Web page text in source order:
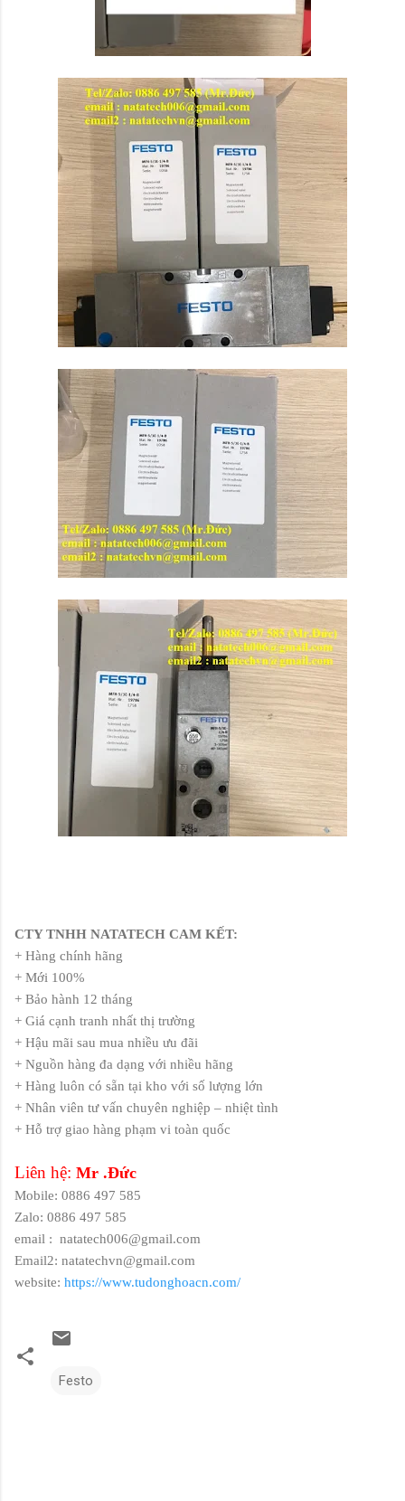
CTY TNHH NATATECH CAM KẾT:
+ Hàng chính hãng
+ Mới 100%
+ Bảo hành 12 tháng
+ Giá cạnh tranh nhất thị trường
+ Hậu mãi sau mua nhiều ưu đãi
+ Nguồn hàng đa dạng với nhiều hãng
+ Hàng luôn có sẵn tại kho với số lượng lớn
+ Nhân viên tư vấn chuyên nghiệp – nhiệt tình
+ Hỗ trợ giao hàng phạm vi toàn quốc
Liên hệ: Mr .Đức
Mobile: 0886 497 585
Zalo: 0886 497 585
email : natatech006@gmail.com
Email2: natatechvn@gmail.com
website: https://www.tudonghoacn.com/
Festo